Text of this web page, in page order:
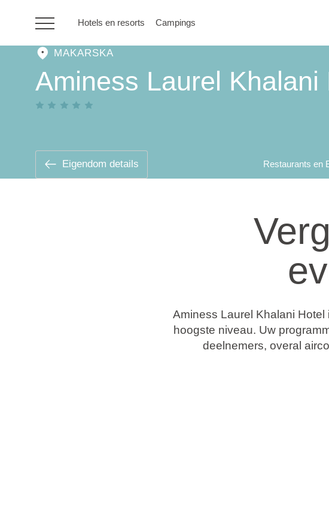
Hotels en resorts Campings
Campings
MAKARSKA
Aminess Laurel Khalani
Eigendom details Restaurants en
Aminess Laurel Khalani
hoogste niveau. Uw
deelnemers, overal